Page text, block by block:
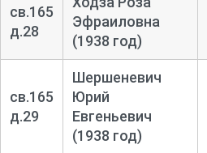
св.165
д.28
Эфраиловна
(1938 год)
св.165
д.29
Шершеневич
Юрий
Евгеньевич
(1938 год)